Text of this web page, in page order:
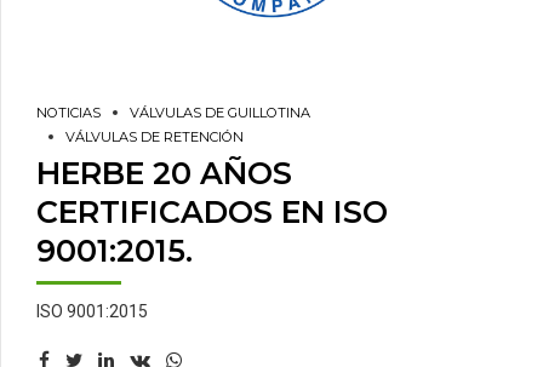
NOTICIAS
VÁLVULAS DE GUILLOTINA
VÁLVULAS DE RETENCIÓN
HERBE 20 AÑOS
CERTIFICADOS EN ISO
9001:2015.
ISO 9001:2015